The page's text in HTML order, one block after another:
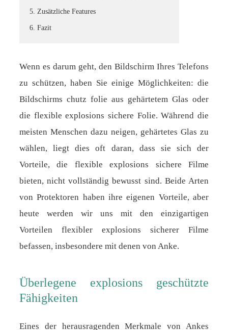
5. Zusätzliche Features
6. Fazit
Wenn es darum geht, den Bildschirm Ihres Telefons
zu schützen, haben Sie einige Möglichkeiten: die
Bildschirms chutz folie aus gehärtetem Glas oder
die flexible explosions sichere Folie. Während die
meisten Menschen dazu neigen, gehärtetes Glas zu
wählen, liegt dies oft daran, dass sie sich der
Vorteile, die flexible explosions sichere Filme
bieten, nicht vollständig bewusst sind. Beide Arten
von Protektoren haben ihre eigenen Vorteile, aber
heute werden wir uns mit den einzigartigen
Vorteilen flexibler explosions sicherer Filme
befassen, insbesondere mit denen von Anke.
Überlegene explosions geschützte
Fähigkeiten
Eines der herausragenden Merkmale von Ankes